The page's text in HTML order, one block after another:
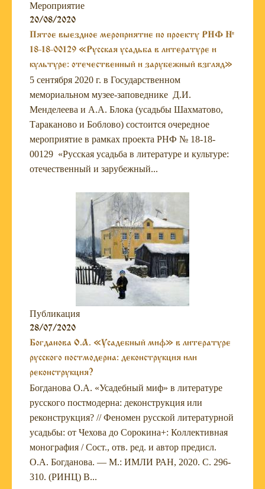
Мероприятие
20/08/2020
Пятое выездное мероприятие по проекту РНФ №
18-18-00129 «Русская усадьба в литературе и
культуре: отечественный и зарубежный взгляд»
5 сентября 2020 г. в Государственном
мемориальном музее-заповеднике Д.И.
Менделеева и А.А. Блока (усадьбы Шахматово,
Тараканово и Боблово) состоится очередное
мероприятие в рамках проекта РНФ № 18-18-
00129 «Русская усадьба в литературе и культуре:
отечественный и зарубежный...
Публикация
28/07/2020
Богданова О.А. «Усадебный миф» в литературе
русского постмодерна: деконструкция или
реконструкция?
Богданова О.А. «Усадебный миф» в литературе
русского постмодерна: деконструкция или
реконструкция? // Феномен русской литературной
усадьбы: от Чехова до Сорокина+: Коллективная
монография / Сост., отв. ред. и автор предисл.
О.А. ­Богданова. — М.: ИМЛИ РАН, 2020. С. 296-
310. (РИНЦ) В...